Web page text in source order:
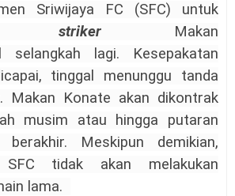
Sriwijaya FC (SFC) untuk
striker
Makan
selangkah lagi. Kesepakatan
tinggal menunggu tanda
Makan Konate akan dikontrak
musim atau hingga putaran
berakhir. Meskipun demikian,
tidak akan melakukan
lama.